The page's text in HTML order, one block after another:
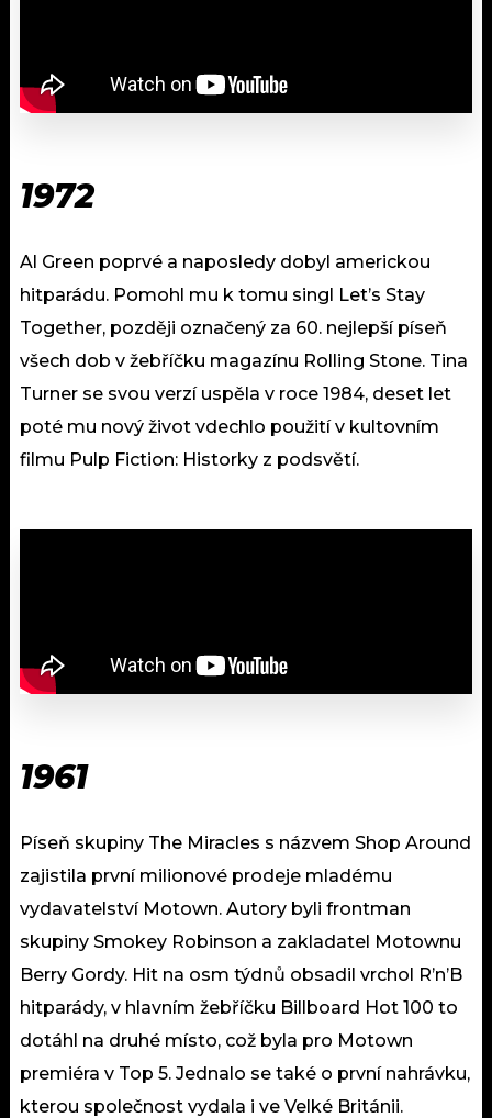
1972
Al Green poprvé a naposledy dobyl americkou
hitparádu. Pomohl mu k tomu singl Let’s Stay
Together, později označený za 60. nejlepší píseň
všech dob v žebříčku magazínu Rolling Stone. Tina
Turner se svou verzí uspěla v roce 1984, deset let
poté mu nový život vdechlo použití v kultovním
filmu Pulp Fiction: Historky z podsvětí.
1961
Píseň skupiny The Miracles s názvem Shop Around
zajistila první milionové prodeje mladému
vydavatelství Motown. Autory byli frontman
skupiny Smokey Robinson a zakladatel Motownu
Berry Gordy. Hit na osm týdnů obsadil vrchol R’n’B
hitparády, v hlavním žebříčku Billboard Hot 100 to
dotáhl na druhé místo, což byla pro Motown
premiéra v Top 5. Jednalo se také o první nahrávku,
kterou společnost vydala i ve Velké Británii.